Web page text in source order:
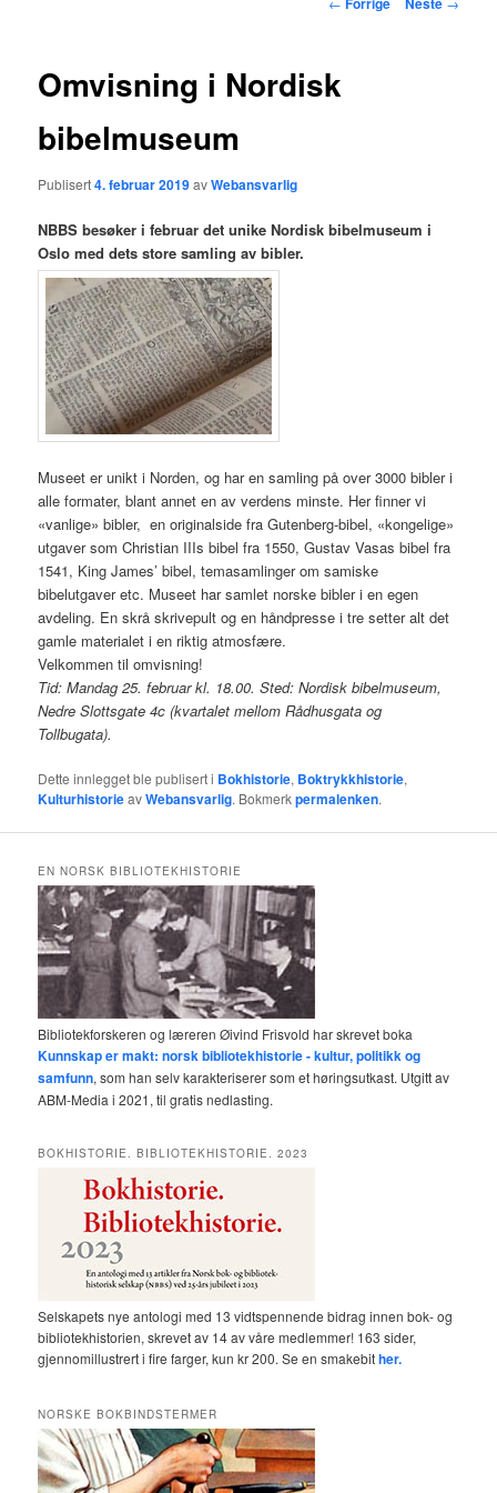
Omvisning i Nordisk
bibelmuseum
Publisert4. februar 2019avWebansvarlig
NBBS besøker i februar det unike Nordisk bibelmuseum i
Oslo med dets store samling av bibler.
Museet er unikt i Norden, og har en samling på over 3000 bibler i
alle formater, blant annet en av verdens minste. Her finner vi
«vanlige» bibler, en originalside fra Gutenberg-bibel, «kongelige»
utgaver som Christian IIIs bibel fra 1550, Gustav Vasas bibel fra
1541, King James’ bibel, temasamlinger om samiske
bibelutgaver etc. Museet har samlet norske bibler i en egen
avdeling. En skrå skrivepult og en håndpresse i tre setter alt det
gamle materialet i en riktig atmosfære.
Velkommen til omvisning!
Tid: Mandag 25. februar kl. 18.00. Sted: Nordisk bibelmuseum,
Nedre Slottsgate 4c (kvartalet mellom Rådhusgata og
Tollbugata).
Dette innlegget ble publisert i Bokhistorie, Boktrykkhistorie,
KulturhistorieavWebansvarlig. Bokmerkpermalenken.
EN NORSK BIBLIOTEKHISTORIE
Bibliotekforskeren og læreren Øivind Frisvold har skrevet boka
Kunnskap er makt: norsk bibliotekhistorie - kultur, politikk og
samfunn, som han selv karakteriserer som et høringsutkast. Utgitt av
ABM-Media i 2021, til gratis nedlasting.
BOKHISTORIE. BIBLIOTEKHISTORIE. 2023
Selskapets nye antologi med 13 vidtspennende bidrag innen bok- og
bibliotekhistorien, skrevet av 14 av våre medlemmer! 163 sider,
gjennomillustrert i fire farger, kun kr 200. Se en smakebither.
NORSKE BOKBINDSTERMER